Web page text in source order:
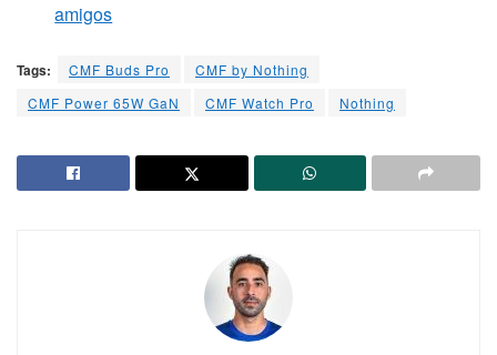
amigos
Tags: CMF Buds Pro
CMF by Nothing
CMF Power 65W GaN
CMF Watch Pro Nothing